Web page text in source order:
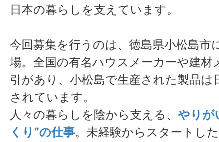
日本の暮らしを支えています。
今回募集を行うのは、徳島県小松島市
場。全国の有名ハウスメーカーや建材
引があり、小松島で生産された製品は
されています。
人々の暮らしを陰から支える、 やりが
くり”の仕事。未経験からスタートし